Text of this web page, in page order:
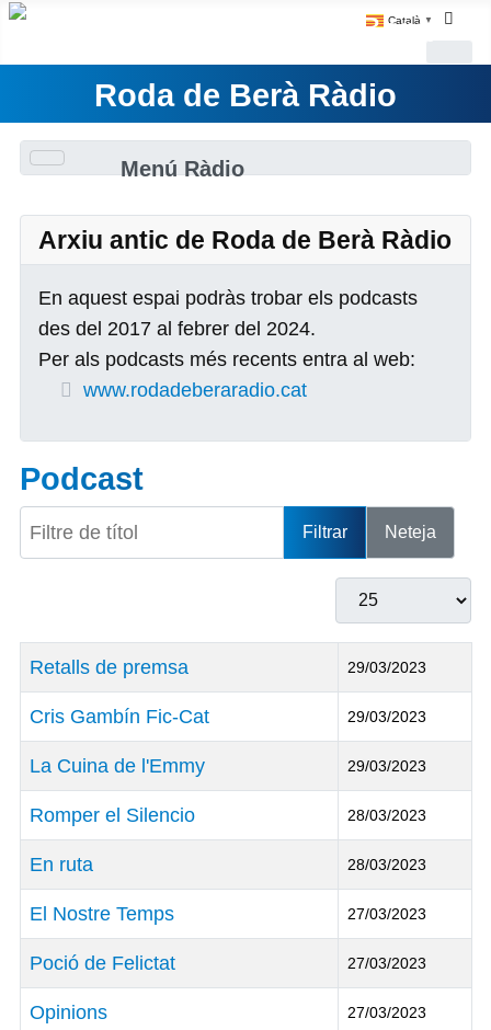
Català ▼
Roda de Berà Ràdio
Menú Ràdio
Arxiu antic de Roda de Berà Ràdio
En aquest espai podràs trobar els podcasts
des del 2017 al febrer del 2024.
Per als podcasts més recents entra al web:
www.rodadeberaradio.cat
Podcast
Filtre de títol
Filtrar Neteja
Mostrar #
Títol Data de Publicació
Retalls de premsa 29/03/2023
Cris Gambín Fic-Cat 29/03/2023
La Cuina de l'Emmy 29/03/2023
Romper el Silencio 28/03/2023
En ruta 28/03/2023
El Nostre Temps 27/03/2023
Poció de Felictat 27/03/2023
Opinions 27/03/2023